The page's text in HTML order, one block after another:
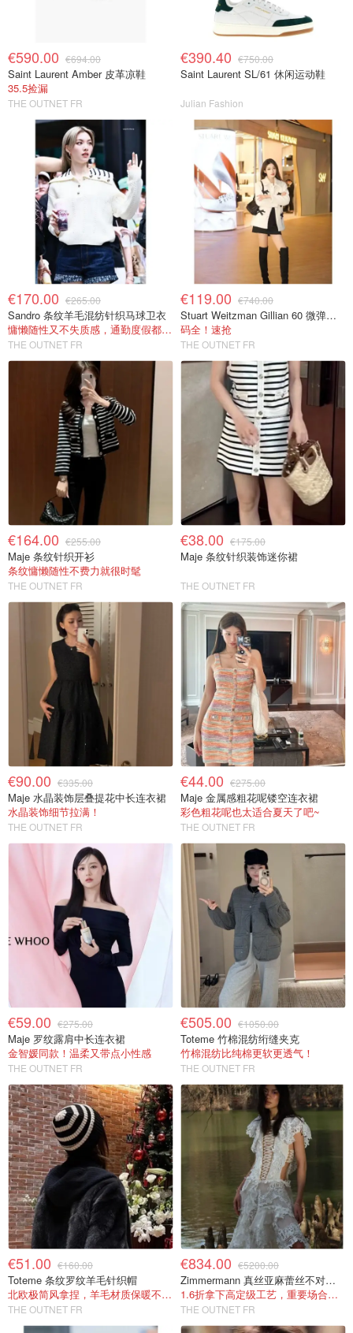
€590.00 €694.00
Saint Laurent Amber 皮革凉鞋
35.5捡漏
THE OUTNET FR
€390.40 €750.00
Saint Laurent SL/61 休闲运动鞋
Julian Fashion
€170.00 €265.00
Sandro 条纹羊毛混纺针织马球卫衣
慵懒随性又不失质感，通勤度假都能穿
THE OUTNET FR
€119.00 €740.00
Stuart Weitzman Gillian 60 微弹绒面过膝靴 黑色
码全！速抢
THE OUTNET FR
€164.00 €255.00
Maje 条纹针织开衫
条纹慵懒随性不费力就很时髦
THE OUTNET FR
€38.00 €175.00
Maje 条纹针织装饰迷你裙
THE OUTNET FR
€90.00 €335.00
Maje 水晶装饰层叠提花中长连衣裙
水晶装饰细节拉满！
THE OUTNET FR
€44.00 €275.00
Maje 金属感粗花呢镂空连衣裙
彩色粗花呢也太适合夏天了吧~
THE OUTNET FR
€59.00 €275.00
Maje 罗纹露肩中长连衣裙
金智媛同款！温柔又带点小性感
THE OUTNET FR
€505.00 €1050.00
Toteme 竹棉混纺绗缝夹克
竹棉混纺比纯棉更软更透气！
THE OUTNET FR
€51.00 €160.00
Toteme 条纹罗纹羊毛针织帽
北欧极简风拿捏，羊毛材质保暖不扎头
THE OUTNET FR
€834.00 €5200.00
Zimmermann 真丝亚麻蕾丝不对称长裙
1.6折拿下高定级工艺，重要场合穿绝对镇场~
THE OUTNET FR